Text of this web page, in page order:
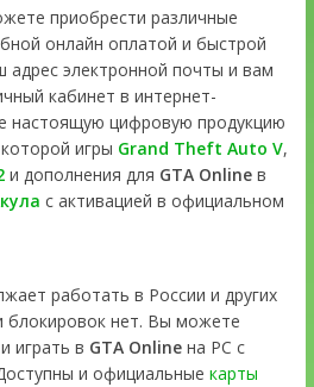
приобрести различные
онлайн оплатой и быстрой
адрес электронной почты и вам
кабинет в интернет-
настоящую цифровую продукцию
игры Grand Theft Auto V,
и дополнения для GTA Onlineв
с активацией в официальном
работать в России и других
блокировок нет. Вы можете
играть в GTA Onlineна PC с
и официальные карты